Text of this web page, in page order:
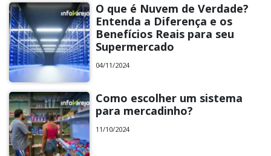
O que é Nuvem de Verdade?
Entenda a Diferença e os
Benefícios Reais para seu
Supermercado
04/11/2024
Como escolher um sistema
para mercadinho?
11/10/2024